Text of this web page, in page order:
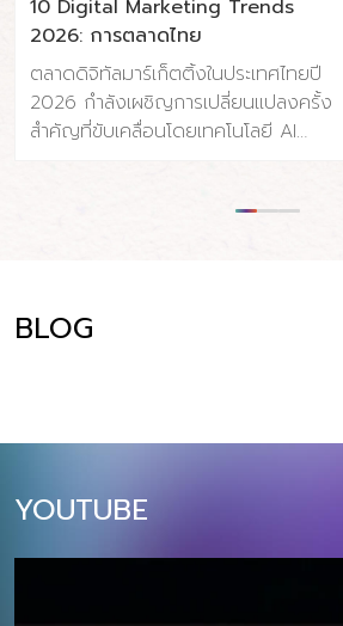
10 Digital Marketing Trends
2026: การตลาดไทย
ตลาดดิจิทัลมาร์เก็ตติ้งในประเทศไทยปี
2026 กำลังเผชิญการเปลี่ยนแปลงครั้ง
สำคัญที่ขับเคลื่อนโดยเทคโนโลยี AI
ส่วนตัวที่สูงขึ้น ประเทศไทยมีผู้ใช้
จ่ายโฆษณาดิจิทัลคาดว่าจะแตะ 34.5 พัน
AI แบบ Agentic, การตลาดผ่าน Social
Sustainability และ Omnichannel
ทบโดยตรงต่อกลยุทธ์การตลาดและการ
BLOG
YOUTUBE